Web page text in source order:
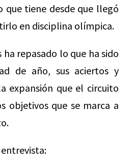
que tiene desde que llegó
en disciplina olímpica.
repasado lo que ha sido
de año, sus aciertos y
expansión que el circuito
objetivos que se marca a
entrevista: